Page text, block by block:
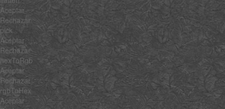
Aceptar
Rechazar
pick
Aceptar
Rechazar
hexToRgb
Aceptar
Rechazar
rgbToHex
Aceptar